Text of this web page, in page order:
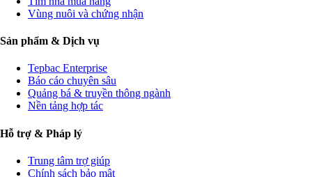
Vùng nuôi và chứng nhận
Sản phẩm & Dịch vụ
Tepbac Enterprise
Báo cáo chuyên sâu
Quảng bá & truyền thông ngành
Nền tảng hợp tác
Hỗ trợ & Pháp lý
Trung tâm trợ giúp
Chính sách bảo mật